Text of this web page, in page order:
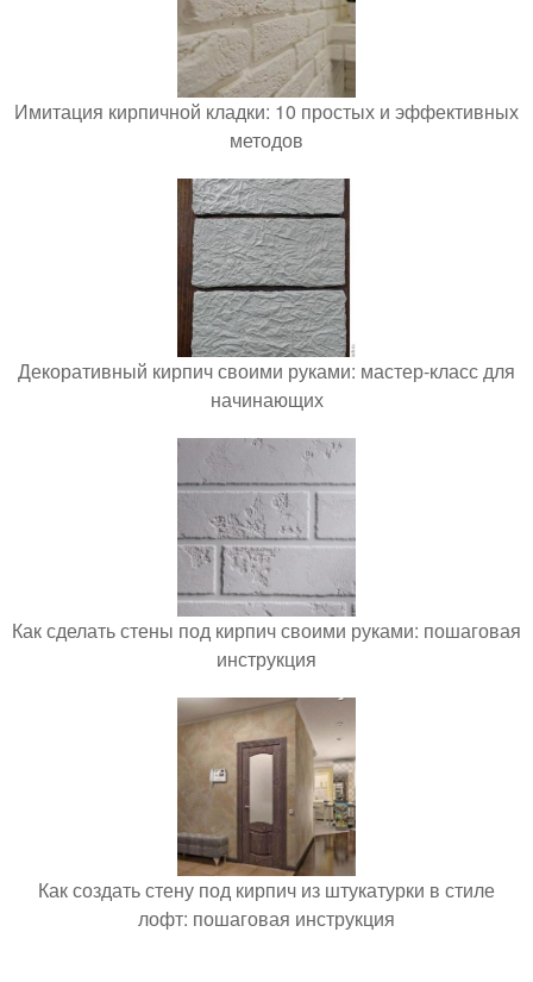
Имитация кирпичной кладки: 10 простых и эффективных
методов
Декоративный кирпич своими руками: мастер-класс для
начинающих
Как сделать стены под кирпич своими руками: пошаговая
инструкция
Как создать стену под кирпич из штукатурки в стиле
лофт: пошаговая инструкция